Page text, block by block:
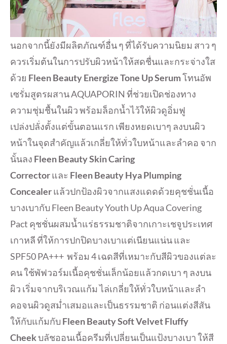
นอกจากนี้ยังมีผลิตภัณฑ์อื่น ๆ ที่ได้รับความนิยม สาว ๆ
ควรเริ่มต้นในการปรับผิวหน้าให้สดชื่นและกระจ่างใส
ด้วย Fleen Beauty Energize Tone Up Serumโทนอัพ
เซรั่มสูตรผสาน AQUAPORIN ที่ช่วยเปิดช่องทาง
ความชุ่มชื้นในผิว พร้อมล็อกน้ำไว้ให้ผิวดูอิ่มฟู
เปล่งปลั่งตั้งแต่ขั้นตอนแรก เพียงหยดเบาๆ ลงบนผิว
หน้าในจุดสำคัญแล้วเกลี่ยให้ทั่วใบหน้าและลำคอ จาก
นั้นลง Fleen Beauty Skin Caring
Correctorและ Fleen Beauty Hya Plumping
Concealerแล้วปกป้องผิวจากแสงแดดด้วยคุชชั่นเนื้อ
บางเบากับ Fleen Beauty Youth Up Aqua Covering
Pact คุชชั่นผสมน้ำแร่ธรรมชาติจากเกาะเชจูประเทศ
เกาหลี ที่ให้การปกปิดบางเบาแต่เนียนแน่น และ
SPF50 PA+++ พร้อม 4 เฉดสีที่เหมาะกับสีผิวของแต่ละ
คน ใช้พัฟวอร์มเนื้อคุชชั่นเล็กน้อยแล้วกดเบา ๆ ลงบน
ผิว เริ่มจากบริเวณแก้ม ไล่เกลี่ยให้ทั่วใบหน้าและลำ
คอจนผิวดูสม่ำเสมอและเป็นธรรมชาติ ก่อนแต่งสีสัน
ให้กับแก้มกับ Fleen Beauty Soft Velvet Fluffy
Cheekบลัชออนเนื้อครีมที่เปลี่ยนเป็นแป้งบางเบา ให้สี